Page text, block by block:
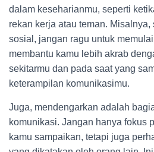
dalam keseharianmu, seperti
rekan kerja atau teman.
sosial, jangan ragu untuk
membantu kamu lebih akrab
sekitarmu dan pada saat yang
keterampilan komunikasimu.
Juga, mendengarkan adalah
komunikasi. Jangan hanya fokus
kamu sampaikan, tetapi juga